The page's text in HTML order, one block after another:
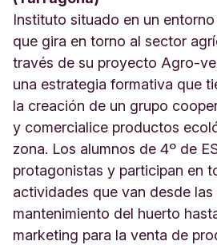
Instituto situado en un
que gira en torno al sector
través de su proyecto Agro-
una estrategia formativa que
la creación de un grupo
y comercialice productos
zona. Los alumnos de 4º de
protagonistas y participan en
actividades que van desde
mantenimiento del huerto
marketing para la venta de